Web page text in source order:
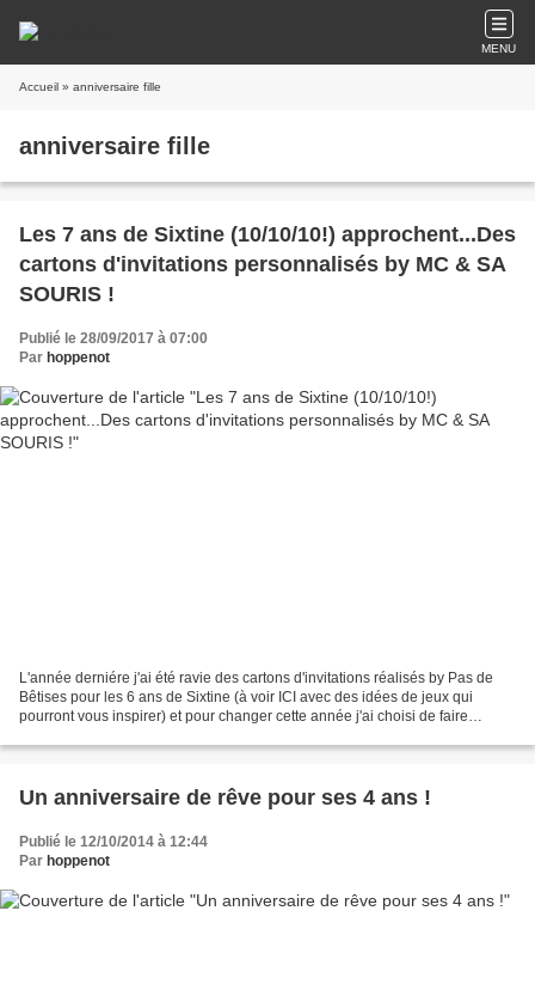
MENU
Accueil » anniversaire fille
anniversaire fille
Les 7 ans de Sixtine (10/10/10!) approchent...Des
cartons d'invitations personnalisés by MC & SA
SOURIS !
Publié le 28/09/2017 à 07:00
Par hoppenot
L'année derniére j'ai été ravie des cartons d'invitations réalisés by Pas de
Bêtises pour les 6 ans de Sixtine (à voir ICI avec des idées de jeux qui
pourront vous inspirer) et pour changer cette année j'ai choisi de faire
Un anniversaire de rêve pour ses 4 ans !
Publié le 12/10/2014 à 12:44
Par hoppenot